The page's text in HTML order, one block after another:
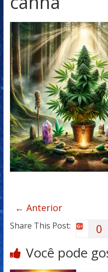
← Anterior
Share This Post: 0
Você pode